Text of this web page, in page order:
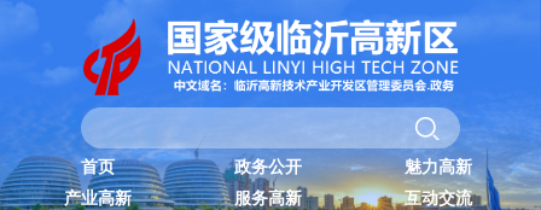
首页 政务公开
魅力高新
产业高新
服务高新
互动交流